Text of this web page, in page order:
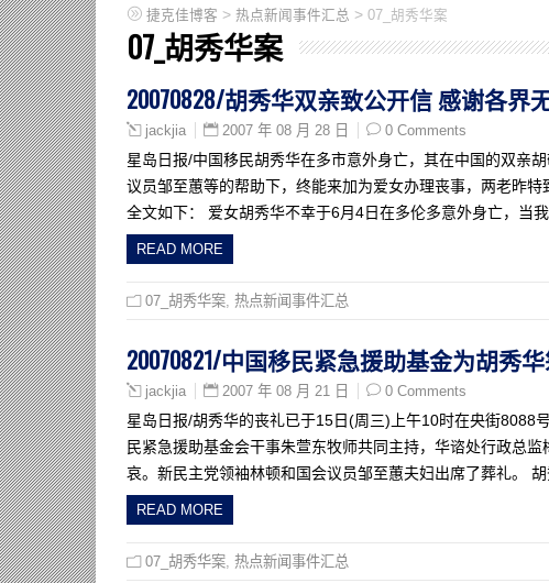
捷克佳博客 > 热点新闻事件汇总 > 07_胡秀华案
07_胡秀华案
20070828/胡秀华双亲致公开信 感谢各界
jackjia 2007 年 08 月 28 日 0 Comments
星岛日报/中国移民胡秀华在多市意外身亡，其在中国的双亲
议员邹至蕙等的帮助下，终能来加为爱女办理丧事，两老昨
全文如下： 爱女胡秀华不幸于6月4日在多伦多意外身亡，当
READ MORE
07_胡秀华案 热点新闻事件汇总
20070821/中国移民紧急援助基金为胡秀
jackjia 2007 年 08 月 21 日 0 Comments
星岛日报/胡秀华的丧礼已于15日(周三)上午10时在央街8088
民紧急援助基金会干事朱萱东牧师共同主持，华谘处行政总
哀。新民主党领袖林顿和国会议员邹至蕙夫妇出席了葬礼。
READ MORE
07_胡秀华案 热点新闻事件汇总